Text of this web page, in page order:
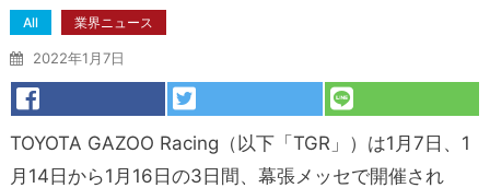
All 業界ニュース
2022年1月7日
TOYOTA GAZOO Racing（以下「TGR」）は1月7日、1
月14日から1月16日の3日間、幕張メッセで開催され